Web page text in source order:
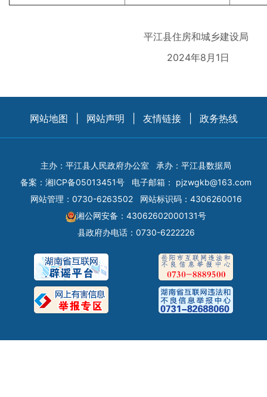
平江县住房和城乡建设局
2024年8月1日
网站地图 网站声明 友情链接 政务热线
主办：平江县人民政府办公室
承办：平江县数据局
备案： 湘ICP备05013451号 电子邮箱： pjzwgkb@163.com
网站管理：0730-6263502
网站标识码：4306260016
湘公网安备：43062602000131号
县政府办电话：0730-6222226